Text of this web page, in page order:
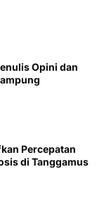
Opini dan
Percepatan
di Tanggamus